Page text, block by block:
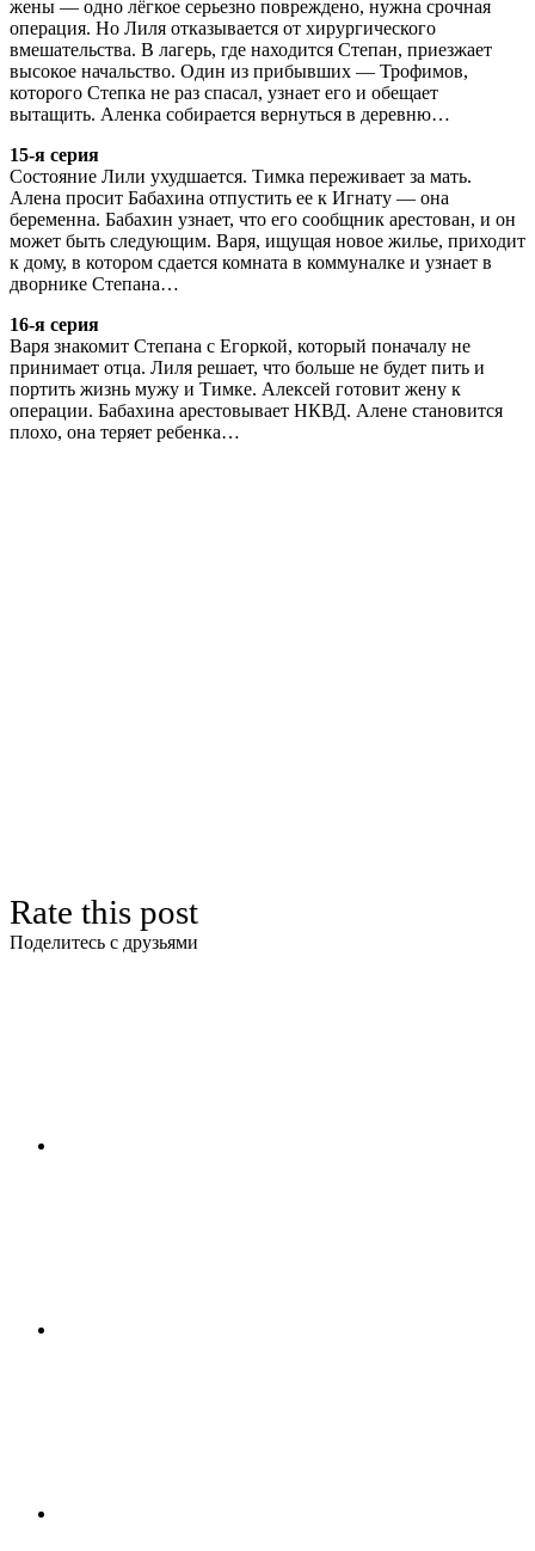
жены — одно лёгкое серьезно повреждено, нужна срочная
операция. Но Лиля отказывается от хирургического
вмешательства. В лагерь, где находится Степан, приезжает
высокое начальство. Один из прибывших — Трофимов,
которого Степка не раз спасал, узнает его и обещает
вытащить. Аленка собирается вернуться в деревню…
15-я серия
Состояние Лили ухудшается. Тимка переживает за мать.
Алена просит Бабахина отпустить ее к Игнату — она
беременна. Бабахин узнает, что его сообщник арестован, и он
может быть следующим. Варя, ищущая новое жилье, приходит
к дому, в котором сдается комната в коммуналке и узнает в
дворнике Степана…
16-я серия
Варя знакомит Степана с Егоркой, который поначалу не
принимает отца. Лиля решает, что больше не будет пить и
портить жизнь мужу и Тимке. Алексей готовит жену к
операции. Бабахина арестовывает НКВД. Алене становится
плохо, она теряет ребенка…
Rate this post
Поделитесь с друзьями